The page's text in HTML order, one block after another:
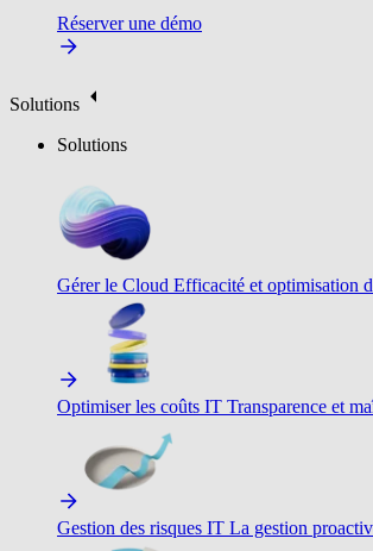
Réserver une démo
Solutions
Solutions
Gérer le Cloud Efficacité et optimisation
Optimiser les coûts IT Transparence et
Gestion des risques IT La gestion